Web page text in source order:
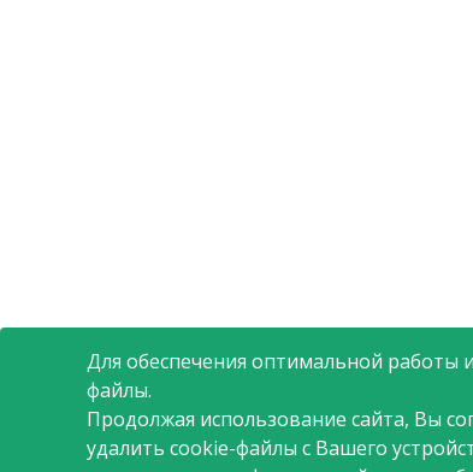
Для обеспечения оптимальной работы
файлы.
Продолжая использование сайта, Вы
удалить cookie-файлы с Вашего